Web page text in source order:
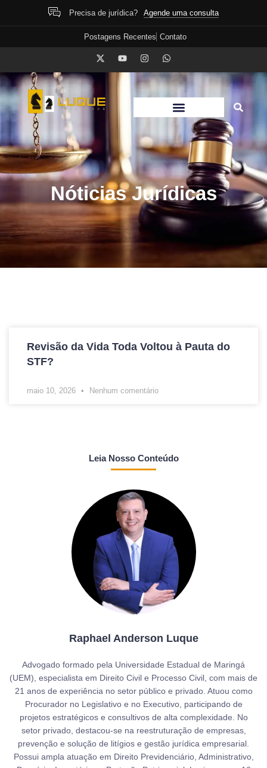
Precisa de jurídica? Agende uma consulta
Postagens Recentes Contato
Nóticias Jurídicas
Revisão da Vida Toda Voltou à Pauta do
STF?
maio 10, 2026 Nenhum comentário
Leia Nosso Conteúdo
Raphael Anderson Luque
Advogado formado pela Universidade Estadual de Maringá
(UEM), especialista em Direito Civil e Processo Civil, com mais de
21 anos de experiência no setor público e privado. Atuou como
Procurador no Legislativo e no Executivo, participando de
projetos estratégicos e consultivos de alta complexidade. No
setor privado, destacou-se na reestruturação de empresas,
prevenção e solução de litígios e gestão jurídica empresarial.
Possui ampla atuação em Direito Previdenciário, Administrativo,